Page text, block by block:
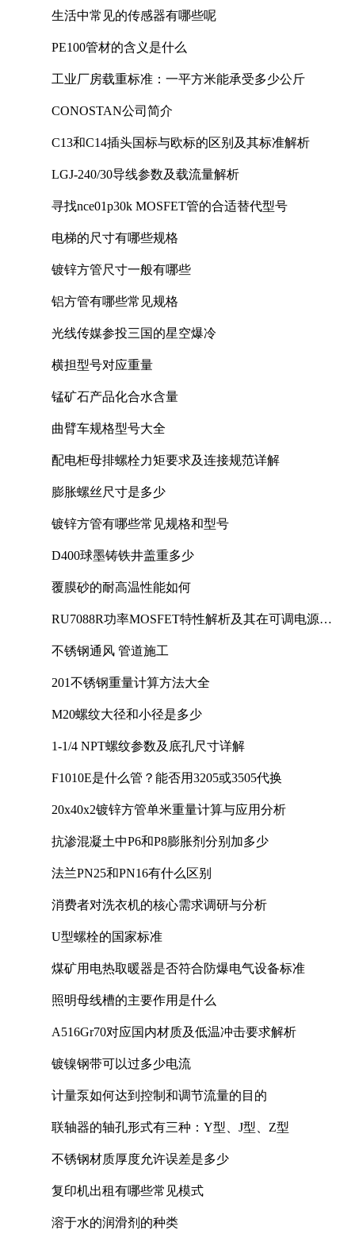
生活中常见的传感器有哪些呢
PE100管材的含义是什么
工业厂房载重标准：一平方米能承受多少公斤
CONOSTAN公司简介
C13和C14插头国标与欧标的区别及其标准解析
LGJ-240/30导线参数及载流量解析
寻找nce01p30k MOSFET管的合适替代型号
电梯的尺寸有哪些规格
镀锌方管尺寸一般有哪些
铝方管有哪些常见规格
光线传媒参投三国的星空爆冷
横担型号对应重量
锰矿石产品化合水含量
曲臂车规格型号大全
配电柜母排螺栓力矩要求及连接规范详解
膨胀螺丝尺寸是多少
镀锌方管有哪些常见规格和型号
D400球墨铸铁井盖重多少
覆膜砂的耐高温性能如何
RU7088R功率MOSFET特性解析及其在可调电源设
不锈钢通风 管道施工
201不锈钢重量计算方法大全
M20螺纹大径和小径是多少
1-1/4 NPT螺纹参数及底孔尺寸详解
F1010E是什么管？能否用3205或3505代换
20x40x2镀锌方管单米重量计算与应用分析
抗渗混凝土中P6和P8膨胀剂分别加多少
法兰PN25和PN16有什么区别
消费者对洗衣机的核心需求调研与分析
U型螺栓的国家标准
煤矿用电热取暖器是否符合防爆电气设备标准
照明母线槽的主要作用是什么
A516Gr70对应国内材质及低温冲击要求解析
镀镍钢带可以过多少电流
计量泵如何达到控制和调节流量的目的
联轴器的轴孔形式有三种：Y型、J型、Z型
不锈钢材质厚度允许误差是多少
复印机出租有哪些常见模式
溶于水的润滑剂的种类